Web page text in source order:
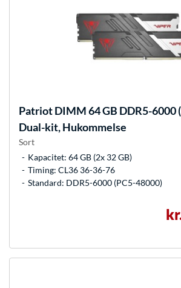
PatriotDIMM 64 GB DDR5-6000
Dual-kit, Hukommelse
Sort
Kapacitet: 64 GB (2x 32 GB)
Timing: CL36 36-36-76
Standard: DDR5-6000 (PC5-48000)